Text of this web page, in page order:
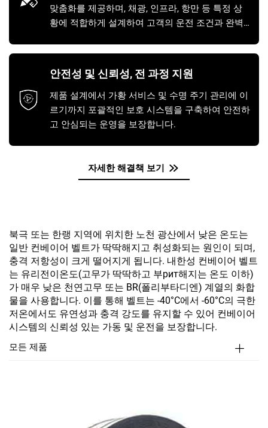
맞춤화를 제공하며, 채광, 인프라, 항만 등 특정 상
황에 적합하게 설계하여 고객의 운전 조건과 완벽
안전성 및 신뢰성, 전 과정 지원
제품 설계에서 가황 서비스 및 수명 주기 관리에 이
르기까지 포괄적인 보호 시스템을 구축하여 안전하
고 안심되는 운영을 보장합니다.
자세한 해결책 보기
북극 또는 한랭 지역에 위치한 노천 광산에서 낮은 온도는
일반 컨베이어 벨트가 딱딱해지고 취성화되는 원인이 되며,
충격 저항성이 크게 떨어지게 됩니다. 내한성 컨베이어 벨트
는 유리전이온도(고무가 딱딱하고 부рит해지는 온도 이하)
가 매우 낮은 천연고무 또는 BR(폴리부타디엔) 계열의 화합
물을 사용합니다. 이를 통해 벨트는 -40°C에서 -60°C의 극한
저온에서도 유연성과 충격 강도를 유지할 수 있어 컨베이어
시스템의 신뢰성 있는 가동 및 운전을 보장합니다.
모든 제품